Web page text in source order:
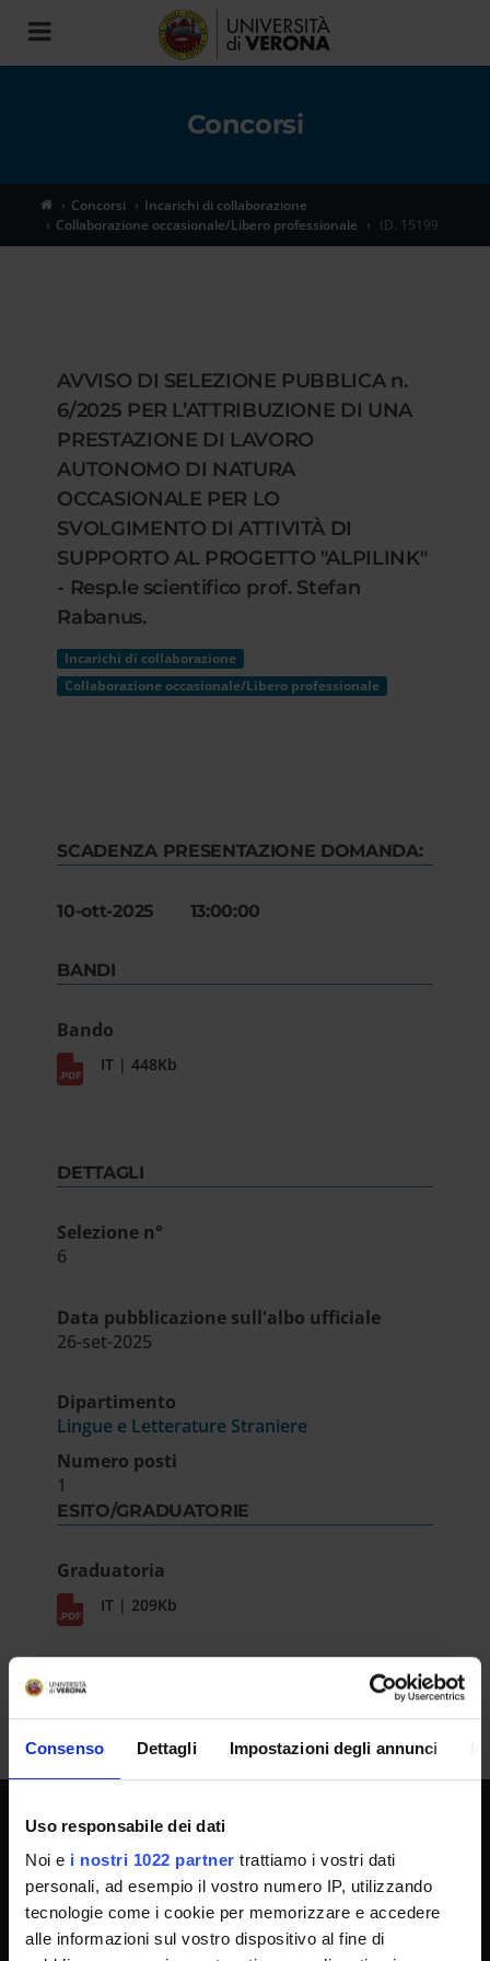
Consenso Dettagli Impostazioni degli annunci
Uso responsabile dei dati
Noi e i nostri 1022 partner trattiamo i vostri dati
personali, ad esempio il vostro numero IP, utilizzando
tecnologie come i cookie per memorizzare e accedere
alle informazioni sul vostro dispositivo al fine di
Toggle
navigation
Concorsi
Concorsi
Incarichi di collaborazione
Collaborazione occasionale/Libero professionale
ID. 15199
AVVISO DI SELEZIONE PUBBLICA n.
6/2025 PER L’ATTRIBUZIONE DI UNA
PRESTAZIONE DI LAVORO
AUTONOMO DI NATURA
OCCASIONALE PER LO
SVOLGIMENTO DI ATTIVITÀ DI
SUPPORTO AL PROGETTO "ALPILINK"
- Resp.le scientifico prof. Stefan
Rabanus.
Incarichi di collaborazione
Collaborazione occasionale/Libero professionale
SCADENZA PRESENTAZIONE DOMANDA:
10-ott-2025 13:00:00
BANDI
Bando
IT | 448Kb
DETTAGLI
Selezione n°
6
Data pubblicazione sull'albo ufficiale
26-set-2025
Dipartimento
Lingue e Letterature Straniere
Numero posti
1
ESITO/GRADUATORIE
Graduatoria
IT | 209Kb
SPORTELLO ATENEO
Amministrazione trasparente